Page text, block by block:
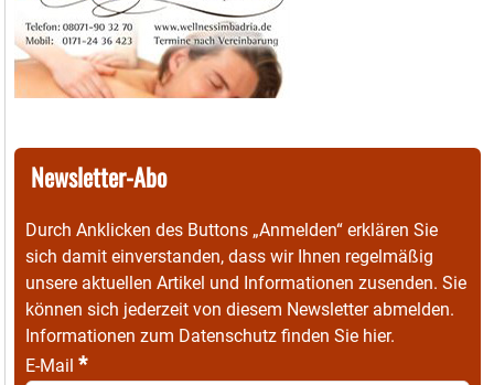
Newsletter-Abo
Durch Anklicken des Buttons „Anmelden“ erklären Sie
sich damit einverstanden, dass wir Ihnen regelmäßig
unsere aktuellen Artikel und Informationen zusenden. Sie
können sich jederzeit von diesem Newsletter abmelden.
Informationen zum Datenschutz finden Sie hier.
E-Mail *